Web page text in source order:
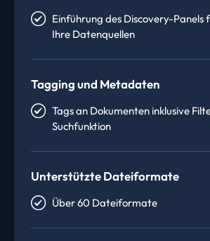
Einführung des Discovery-Panels
Ihre Datenquellen
Tagging und Metadaten
Tags an Dokumenten inklusive
Suchfunktion
Unterstützte Dateiformate
Über 60 Dateiformate